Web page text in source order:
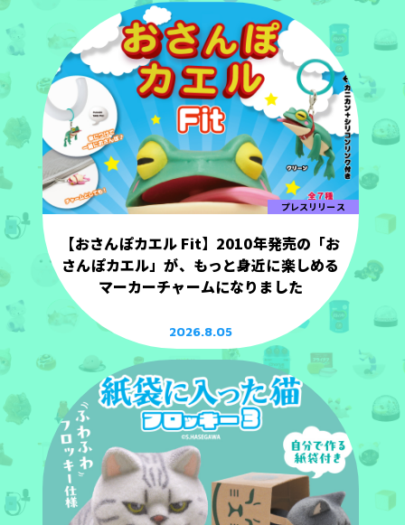
プレスリリース
【おさんぽカエル Fit】2010年発売の「お
さんぽカエル」が、もっと身近に楽しめる
マーカーチャームになりました
2026.8.05